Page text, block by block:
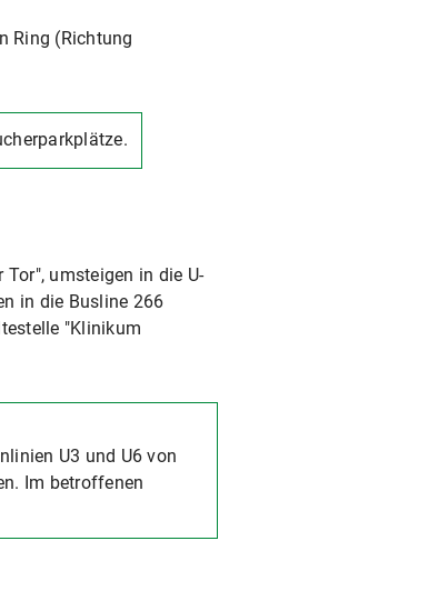
Ring (Richtung
umsteigen in die U-
in die Busline 266
"Klinikum
U3 und U6 von
Im betroffenen